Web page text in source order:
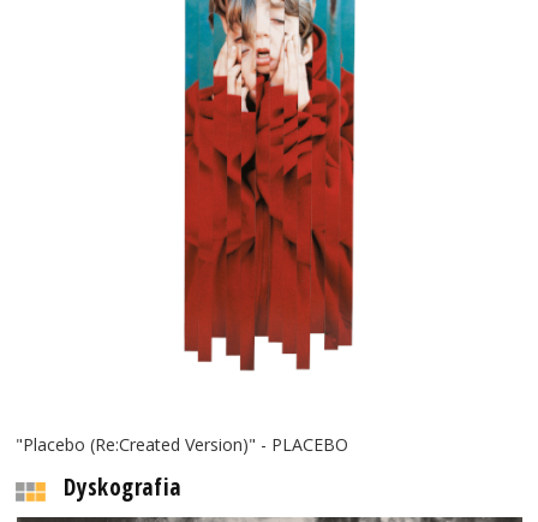
"Placebo (Re:Created Version)" - PLACEBO
Dyskografia